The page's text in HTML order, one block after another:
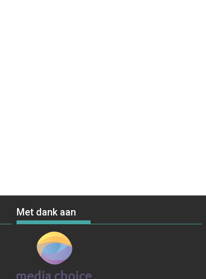
Met dank aan